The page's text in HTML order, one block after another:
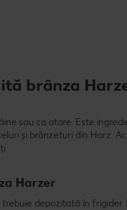
brânza
sau ca atare. Este
și brânzeturi din Harz.
Harzer
depozitată în frigider.